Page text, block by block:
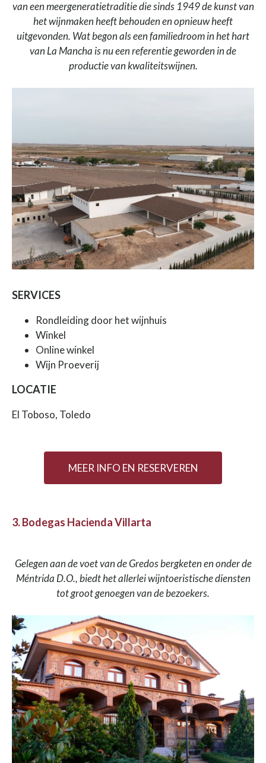
van een meergeneratietraditie die sinds 1949 de kunst van
het wijnmaken heeft behouden en opnieuw heeft
uitgevonden. Wat begon als een familiedroom in het hart
van La Mancha is nu een referentie geworden in de
productie van kwaliteitswijnen.
SERVICES
Rondleiding door het wijnhuis
Winkel
Online winkel
Wijn Proeverij
LOCATIE
El Toboso, Toledo
MEER INFO EN RESERVEREN
3. Bodegas Hacienda Villarta
Gelegen aan de voet van de Gredos bergketen en onder de
Méntrida D.O., biedt het allerlei wijntoeristische diensten
tot groot genoegen van de bezoekers.